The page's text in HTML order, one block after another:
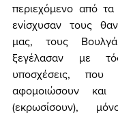
περιεχόμενο από τα
ενίσχυσαν τους
μας, τους
ξεγέλασαν με
υποσχέσεις, που
αφομοιώσουν και
(εκρωσίσουν),